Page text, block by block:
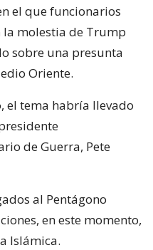
el que funcionarios
la molestia de Trump
sobre una presunta
Oriente.
el tema habría llevado
de Guerra, Pete
al Pentágono
en este momento,
Islámica.